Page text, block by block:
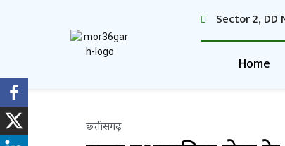
Sector 2, DD
Home
छत्तीसगढ़